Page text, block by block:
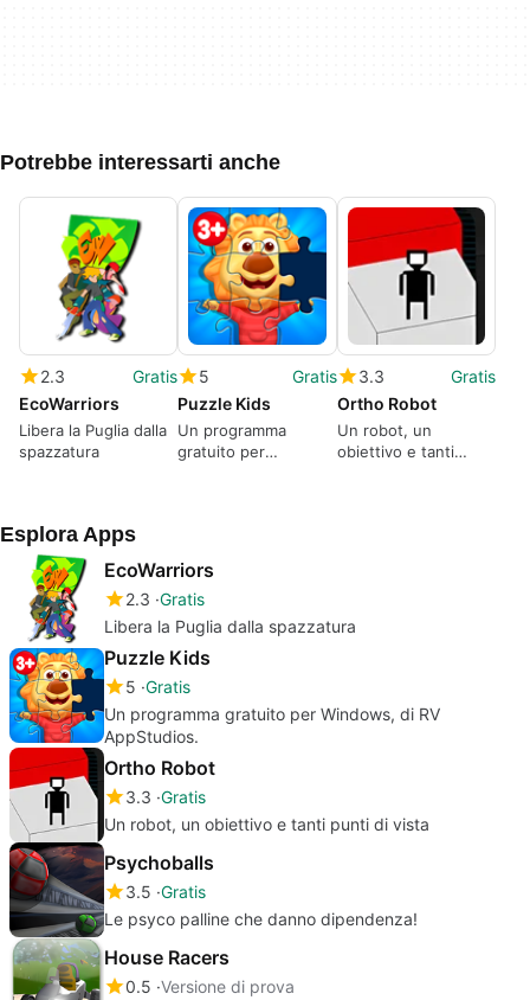
Potrebbe interessarti anche
2.3
Gratis
EcoWarriors
Libera la Puglia dalla
spazzatura
5
Gratis
Puzzle Kids
Un programma
gratuito per
3.3
Gratis
Ortho Robot
Un robot, un
obiettivo e tanti
Esplora Apps
EcoWarriors
2.3 Gratis
Libera la Puglia dalla spazzatura
Puzzle Kids
5 Gratis
Un programma gratuito per Windows, di RV
AppStudios.
Ortho Robot
3.3 Gratis
Un robot, un obiettivo e tanti punti di vista
Psychoballs
3.5 Gratis
Le psyco palline che danno dipendenza!
House Racers
0.5 Versione di prova